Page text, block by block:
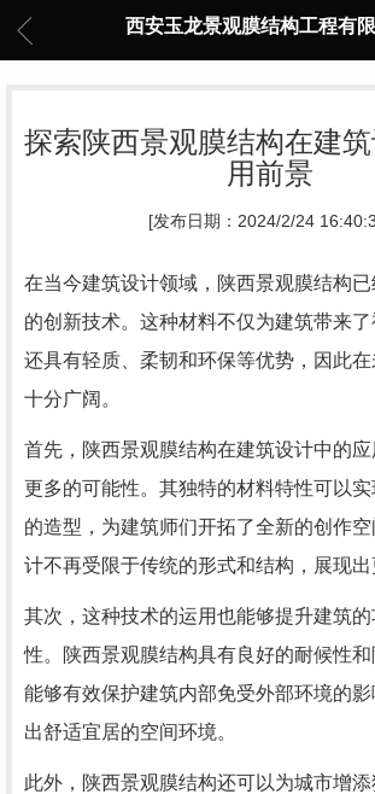
西安玉龙景观膜结构工程有
探索陕西景观膜结构在建
用前景
[发布日期：2024/2/24
在当今建筑设计领域，陕西景观膜结构
的创新技术。这种材料不仅为建筑带来了
还具有轻质、柔韧和环保等优势，因此
十分广阔。
首先，陕西景观膜结构在建筑设计中的
更多的可能性。其独特的材料特性可以
的造型，为建筑师们开拓了全新的创作
计不再受限于传统的形式和结构，展现出
其次，这种技术的运用也能够提升建筑的
性。陕西景观膜结构具有良好的耐候性和
能够有效保护建筑内部免受外部环境的
出舒适宜居的空间环境。
此外，陕西景观膜结构还可以为城市增